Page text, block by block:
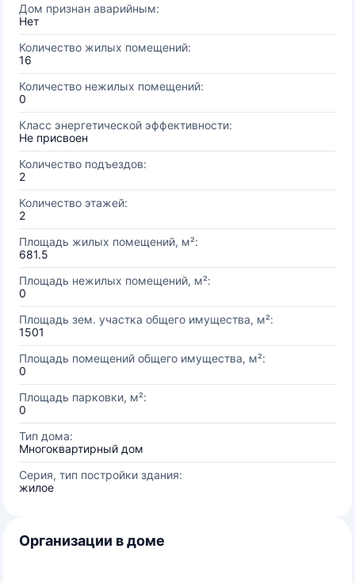
Дом признан аварийным:
Нет
Количество жилых помещений:
16
Количество нежилых помещений:
0
Класс энергетической эффективности:
Не присвоен
Количество подъездов:
2
Количество этажей:
2
Площадь жилых помещений, м²:
681.5
Площадь нежилых помещений, м²:
0
Площадь зем. участка общего имущества, м²:
1501
Площадь помещений общего имущества, м²:
0
Площадь парковки, м²:
0
Тип дома:
Многоквартирный дом
Серия, тип постройки здания:
жилое
Организации в доме